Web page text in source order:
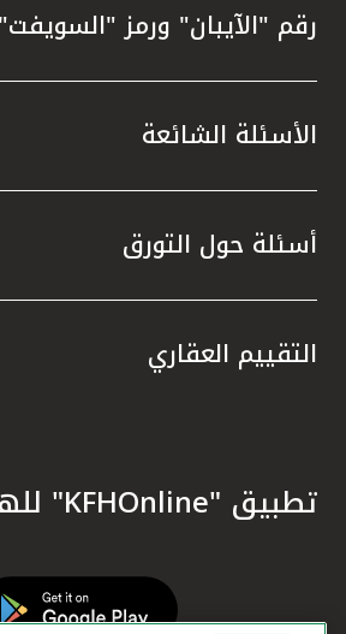
رقم "الآيبان" ورمز "السويفت"
الأسئلة الشائعة
أسئلة حول التورق
التقييم العقاري
تطبيق "KFHOnline" للهواتف الذكية